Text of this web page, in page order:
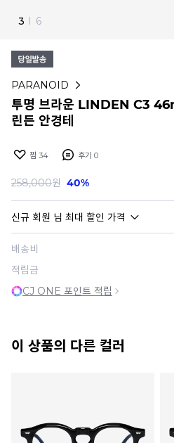
4 I 6
PARANOID
투명 브라운 LINDEN C3
린든 안경테
찜 34 후기 0
258,000원 40%
신규 회원 님 최대 할인 가격
배송비
적립금
CJ ONE 포인트 적립
이 상품의 다른 컬러